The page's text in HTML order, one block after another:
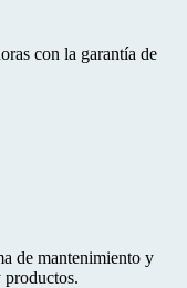
con la garantía de
de mantenimiento y
productos.